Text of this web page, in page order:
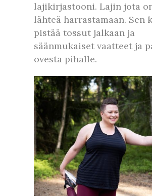
lajikirjastooni. Lajin jota
lähteä harrastamaan. Sen
pistää tossut jalkaan ja
säänmukaiset vaatteet ja
ovesta pihalle.